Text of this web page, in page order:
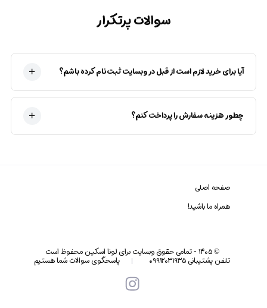
سوالات پرتکرار
آیا برای خرید لازم است از قبل در وبسایت ثبت‌نام کرده باشم؟
چطور هزینه سفارش را پرداخت کنم؟
صفحه اصلی
همراه ما باشید!
©۱۴۰۵-تمامی حقوق وبسایت برای لونا اسکین محفوظ است
تلفن پشتیبانی ۰۹۹۱۲۰۳۱۹۳۵ پاسخگوی سوالات شما هستیم